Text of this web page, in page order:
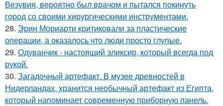
Везувия, вероятно был врачом и пытался покинуть
город со своими хирургическими инструментами.
28. Эрин Мориарти критиковали за пластические
операции, а оказалось что люди просто глупые.
29. Одуванчик - настоящий эликсир, который всегда под
рукой.
30. Загадочный артефакт. В музее древностей в
Нидерландах, хранится необычный артефакт из Египта,
который напоминает современную приборную панель.